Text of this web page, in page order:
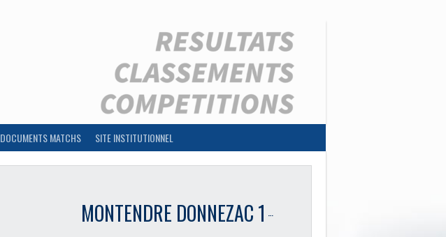
DOCUMENTS MATCHS SITE INSTITUTIONNEL
MONTENDRE DONNEZAC 1